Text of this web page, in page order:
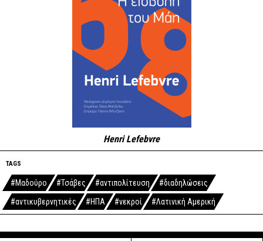
Henri Lefebvre
TAGS
#Μαδούρο #Τσάβες #αντιπολίτευση
#διαδηλώσεις
#αντικυβερνητικές
#ΗΠΑ #νεκροί #Λατινική Αμερική